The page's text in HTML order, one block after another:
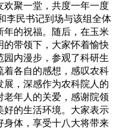
欢聚一堂，共度一年一度
李民书记到场与该组全体
年的祝福。随后，在玉米
的带领下，大家怀着愉快
园内漫步，参观了科研生
着各自的感想，感叹农科
展，深感作为农科院人的
年人的关爱，感谢院领
好的生活环境。大家表示
身体，享受十八大将带来